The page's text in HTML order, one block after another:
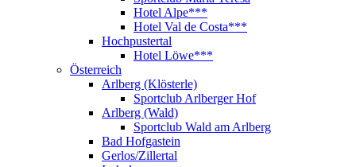
Hotel Alpe***
Hotel Val de Costa***
Hochpustertal
Hotel Löwe***
Österreich
Arlberg (Klösterle)
Sportclub Arlberger Hof
Arlberg (Wald)
Sportclub Wald am Arlberg
Bad Hofgastein
Gerlos/Zillertal